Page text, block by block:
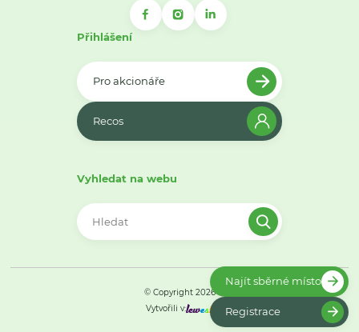
Přihlášení
Pro akcionáře
Recos
Vyhledat na webu
© Copyright 2026
Vytvořili v:
Najít sběrné místo
Registrace